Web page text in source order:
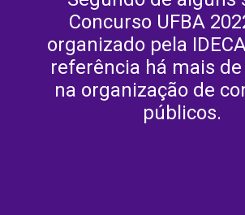
Concurso UFBA
organizado pela
referência há mais de
na organização de
públicos.